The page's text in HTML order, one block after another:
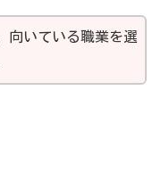
向いている職業を選